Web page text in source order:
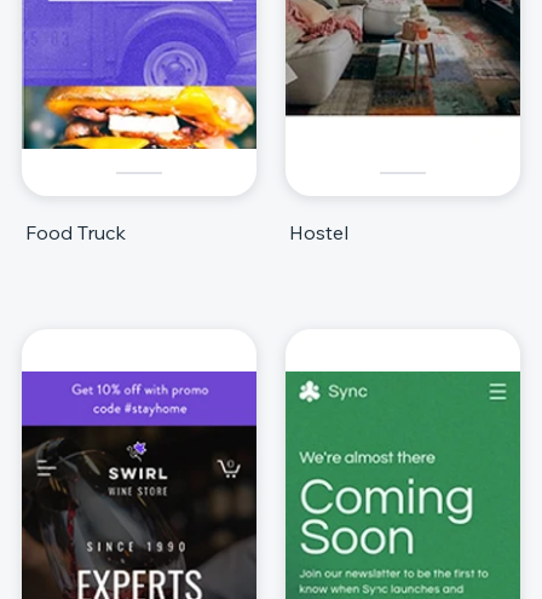
Food Truck Hostel